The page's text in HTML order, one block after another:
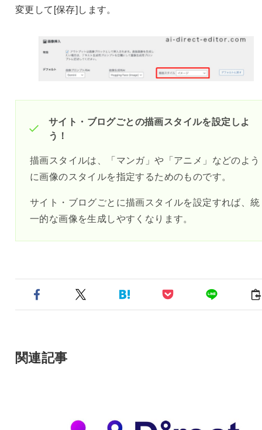
変更して[保存]します。
サイト・ブログごとの描画スタイルを設定しよ
う！
描画スタイルは、「マンガ」や「アニメ」などのよう
に画像のスタイルを指定するためのものです。
サイト・ブログごとに描画スタイルを設定すれば、統
一的な画像を生成しやすくなります。
関連記事